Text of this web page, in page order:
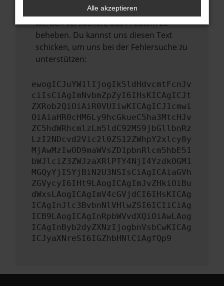
versucht hast, kontaktiere uns bitte. Wir
werden versuchen, das Problem zu
beheben. Du kannst uns diesen Text
schicken, um uns bei der Fehlersuche zu
unterstützen:
ewogICJuYW1lIjogIk5ldHdvcmtFcnJv
ciIsCiAgImNvbmZpZyI6IHsKICAgICJt
ZXRob2QiOiAiR0VUIiwKICAgICJ1cmwi
OiAiaHR0cHM6Ly9hcGkueC5ha3MtcHJv
ZC5hdWRhcmlzLm5ldC92MS9jbGllbnRz
LzI2NDcvd2Vic2l0ZS12ZWhpY2xlcy8y
MjAwMzIwOD9maWVsZD1pbnRlcm5hbE51
bWJlciZ3ZWJzaXRlPTY4NjI4YzdkOGM1
MGQyYjI5YjBiN2U3NSIsCiAgICAiaGVh
ZGVycyI6IHt9LAogICAgImJvZHkiOiBu
dWxsLAogICAgImV4cGVjdCI6IHsKICAg
ICAgInJlc3BvbnNlVHlwZSI6ICIiCiAg
ICB9LAogICAgInRpbWVvdXQiOiAwLAog
ICAgInByb2dyZXNzIjogbnVsbCwKICAg
ICJyaXNreSI6IGZhbHNlCiAgfQp9
Alle akzeptieren